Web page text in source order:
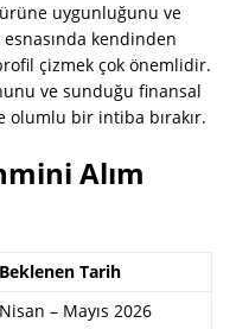
uygunluğunu ve
kendinden
çizmek çok önemlidir.
ve sunduğu finansal
bir intiba bırakır.
Alım
Beklenen Tarih
Nisan – Mayıs 2026